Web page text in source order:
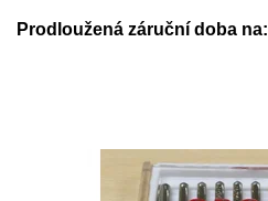
Prodloužená záruční doba